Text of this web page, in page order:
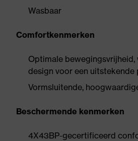
Wasbaar
Comfortkenmerken
Optimale
design voor een uitstekende
Vormsluitende,
Beschermende kenmerken
4X43BP-gecertificeerd